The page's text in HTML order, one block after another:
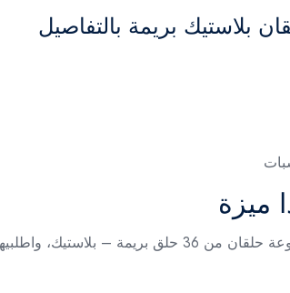
بلاستيك بريمة بالتفاصيل
ميزة
واطلبيها الآن من كذا ميزة.